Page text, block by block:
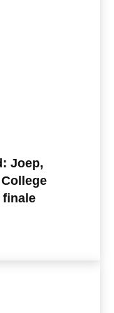
Joep,
finale